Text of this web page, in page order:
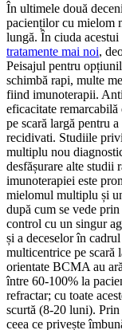
În ultimele două
pacienților cu mielom
lungă. În ciuda
tratamente mai noi,
Peisajul pentru
schimbă rapi, multe
fiind imunoterapii.
eficacitate
pe scară largă pentru
recidivati. Studiile
multiplu nou
desfășurare alte studii
imunoterapiei este
mielomul multiplu și
după cum se vede
control cu ​​un singur
și a deceselor în
multicentrice pe scară
orientate BCMA au
între 60-100% la
refractar; cu toate
scurtă (8-20 luni). Prin
ceea ce privește